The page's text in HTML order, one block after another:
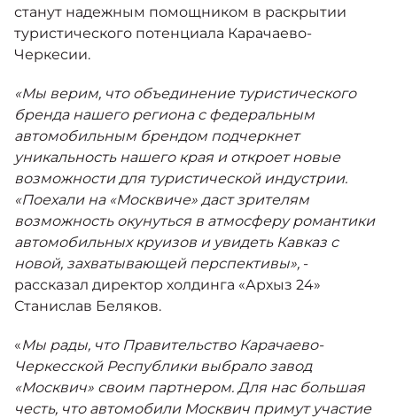
станут надежным помощником в раскрытии
туристического потенциала Карачаево-
Черкесии.
«Мы верим, что объединение туристического
бренда нашего региона с федеральным
автомобильным брендом подчеркнет
уникальность нашего края и откроет новые
возможности для туристической индустрии.
«Поехали на «Москвиче» даст зрителям
возможность окунуться в атмосферу романтики
автомобильных круизов и увидеть Кавказ с
новой, захватывающей перспективы», -
рассказал директор холдинга «Архыз 24»
Станислав Беляков.
«Мы рады, что Правительство Карачаево-
Черкесской Республики выбрало завод
«Москвич» своим партнером. Для нас большая
честь, что автомобили Москвич примут участие